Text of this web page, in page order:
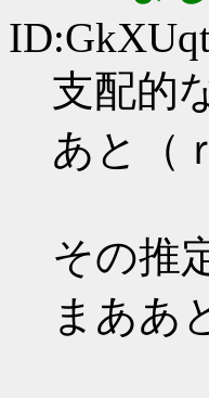
支配的
あと（
その推
まああ